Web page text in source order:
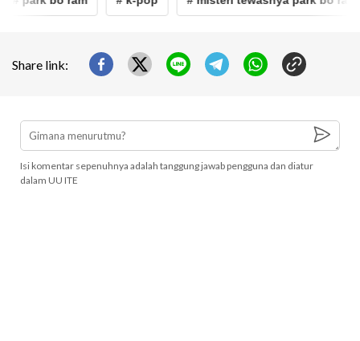
Share link:
Isi komentar sepenuhnya adalah tanggung jawab pengguna dan diatur
dalam UU ITE